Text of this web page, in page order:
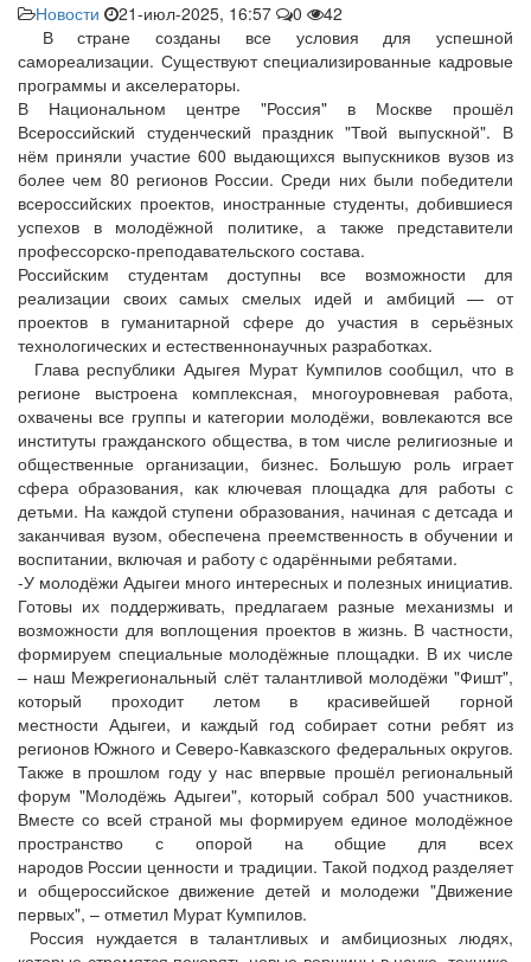
Новости 21-июл-2025, 16:57 0
42
В стране созданы все условия для успешной
самореализации. Существуют специализированные кадровые
программы и акселераторы.
В Национальном центре "Россия" в Москве прошёл
Всероссийский студенческий праздник "Твой выпускной". В
нём приняли участие 600 выдающихся выпускников вузов из
более чем 80 регионов России. Среди них были победители
всероссийских проектов, иностранные студенты, добившиеся
успехов в молодёжной политике, а также представители
профессорско-преподавательского состава.
Российским студентам доступны все возможности для
реализации своих самых смелых идей и амбиций — от
проектов в гуманитарной сфере до участия в серьёзных
технологических и естественнонаучных разработках.
Глава республики Адыгея Мурат Кумпилов сообщил, что в
регионе выстроена комплексная, многоуровневая работа,
охвачены все группы и категории молодёжи, вовлекаются все
институты гражданского общества, в том числе религиозные и
общественные организации, бизнес. Большую роль играет
сфера образования, как ключевая площадка для работы с
детьми. На каждой ступени образования, начиная с детсада и
заканчивая вузом, обеспечена преемственность в обучении и
воспитании, включая и работу с одарёнными ребятами.
-У молодёжи Адыгеи много интересных и полезных инициатив.
Готовы их поддерживать, предлагаем разные механизмы и
возможности для воплощения проектов в жизнь. В частности,
формируем специальные молодёжные площадки. В их числе
– наш Межрегиональный слёт талантливой молодёжи "Фишт",
который проходит летом в красивейшей горной
местности Адыгеи, и каждый год собирает сотни ребят из
регионов Южного и Северо-Кавказского федеральных округов.
Также в прошлом году у нас впервые прошёл региональный
форум "Молодёжь Адыгеи", который собрал 500 участников.
Вместе со всей страной мы формируем единое молодёжное
пространство с опорой на общие для всех
народов России ценности и традиции. Такой подход разделяет
и общероссийское движение детей и молодежи "Движение
первых", – отметил Мурат Кумпилов.
Россия нуждается в талантливых и амбициозных людях,